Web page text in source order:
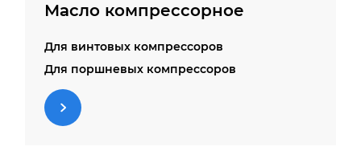
Сальники
Фильтры воздушные
Цилиндры
Шатуны
Масло компрессорное
Для винтовых компрессоров
Для поршневых компрессоров